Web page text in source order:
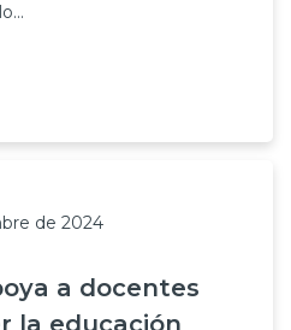
de 2024
a docentes
la educación